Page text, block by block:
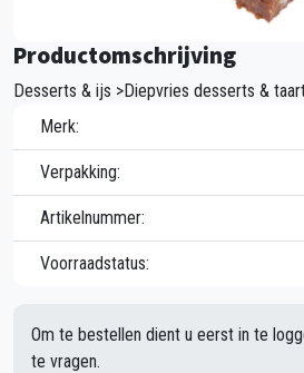
Productomschrijving
Desserts & ijs >Diepvries desserts &
Merk:
Verpakking:
Artikelnummer:
Voorraadstatus:
Om te bestellen dient u eerst in te
te vragen.